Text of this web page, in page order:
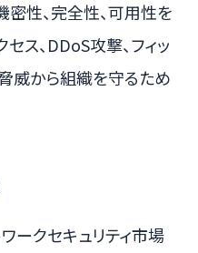
性、完全性、可用性を
ス、DDoS攻撃、フィッ
威から組織を守るため
ークセキュリティ市場